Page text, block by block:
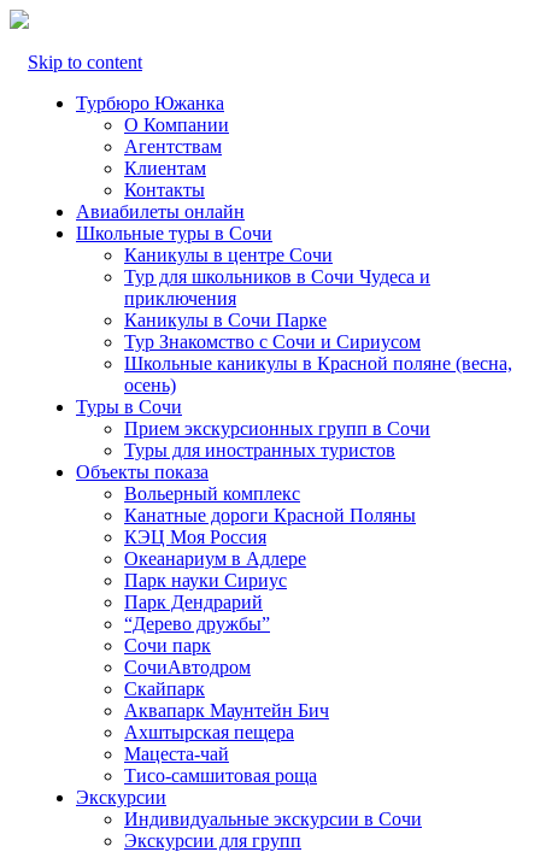
Skip to content
Турбюро Южанка
О Компании
Агентствам
Клиентам
Контакты
Авиабилеты онлайн
Школьные туры в Сочи
Каникулы в центре Сочи
Тур для школьников в Сочи Чудеса и
приключения
Каникулы в Сочи Парке
Тур Знакомство с Сочи и Сириусом
Школьные каникулы в Красной поляне (весна,
осень)
Туры в Сочи
Прием экскурсионных групп в Сочи
Туры для иностранных туристов
Объекты показа
Вольерный комплекс
Канатные дороги Красной Поляны
КЭЦ Моя Россия
Океанариум в Адлере
Парк науки Сириус
Парк Дендрарий
“Дерево дружбы”
Сочи парк
СочиАвтодром
Скайпарк
Аквапарк Маунтейн Бич
Ахштырская пещера
Мацеста-чай
Тисо-самшитовая роща
Экскурсии
Индивидуальные экскурсии в Сочи
Экскурсии для групп